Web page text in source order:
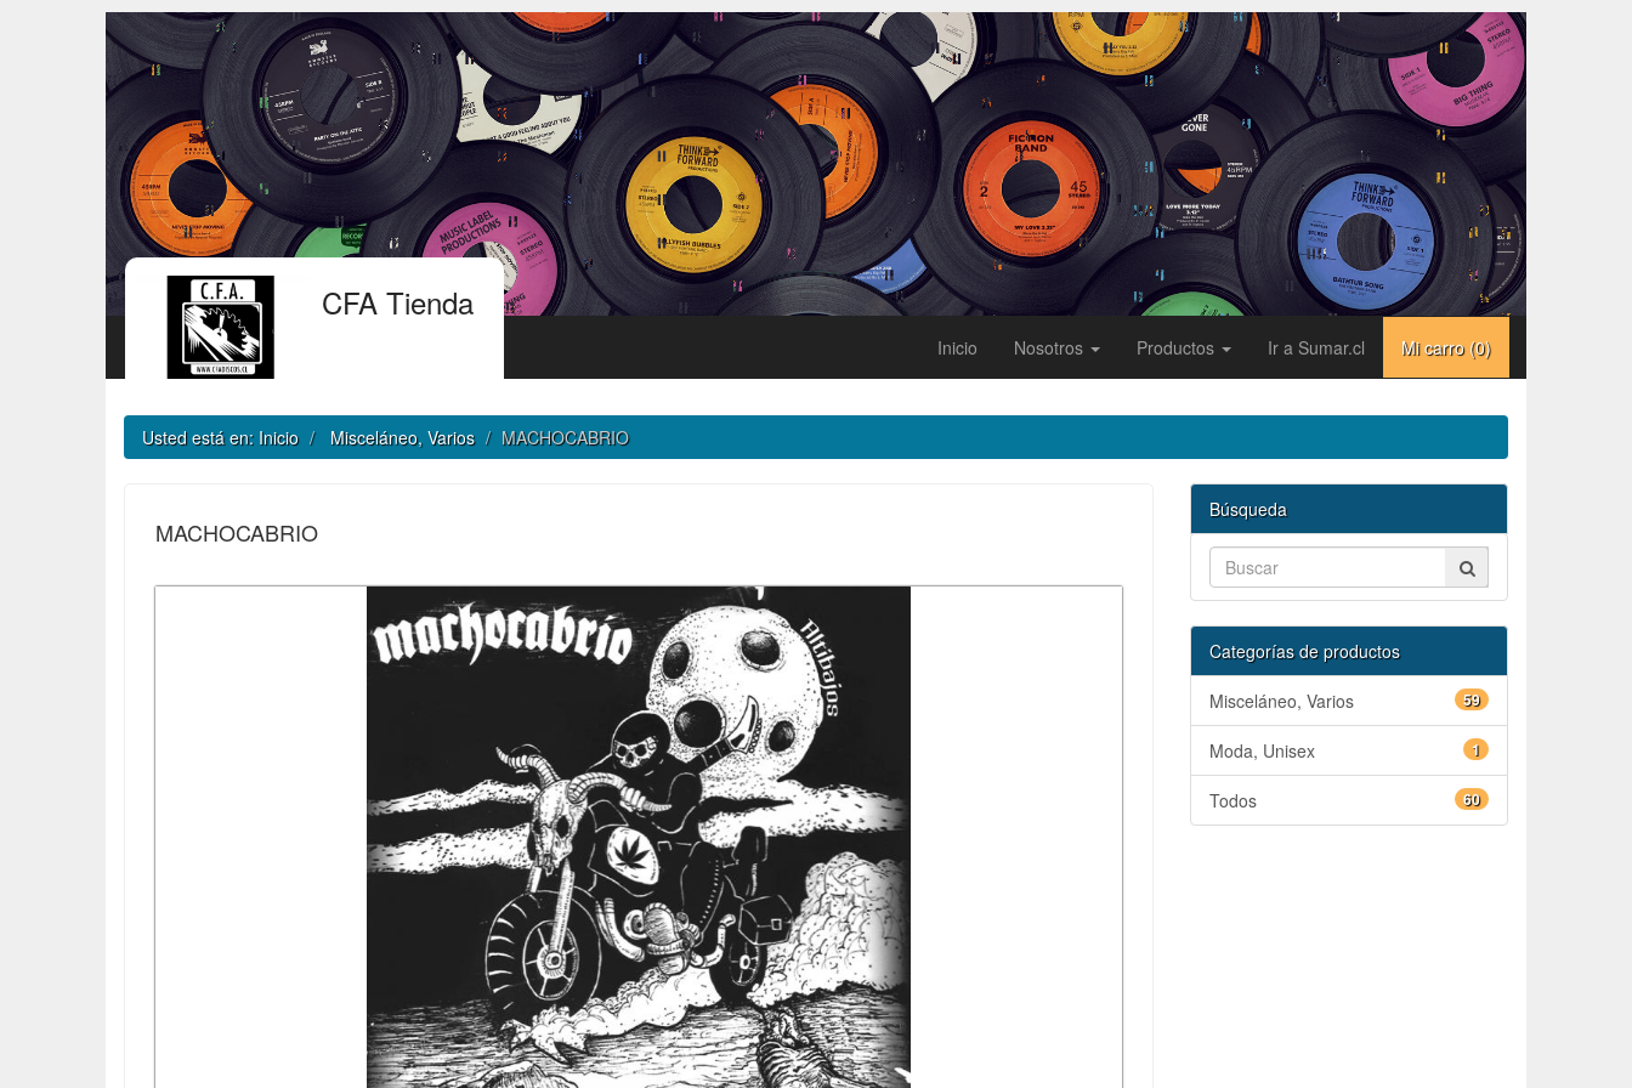
CFA Tienda
Inicio Nosotros Productos Mi carro (0)
Ir a Sumar.cl
Usted está en: Inicio Misceláneo, Varios MACHOCABRIO
MACHOCABRIO
Búsqueda
Categorías de productos
59
Misceláneo, Varios
1
Moda, Unisex
60
Todos